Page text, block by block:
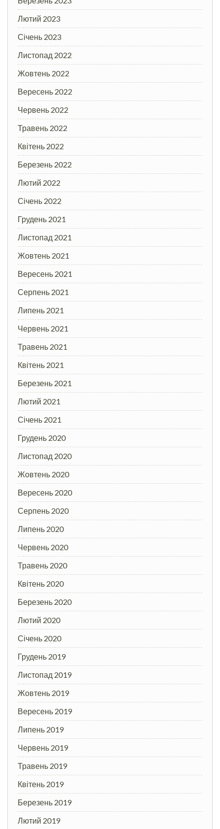
Лютий 2023
Січень 2023
Листопад 2022
Жовтень 2022
Вересень 2022
Червень 2022
Травень 2022
Квітень 2022
Березень 2022
Лютий 2022
Січень 2022
Грудень 2021
Листопад 2021
Жовтень 2021
Вересень 2021
Серпень 2021
Липень 2021
Червень 2021
Травень 2021
Квітень 2021
Березень 2021
Лютий 2021
Січень 2021
Грудень 2020
Листопад 2020
Жовтень 2020
Вересень 2020
Серпень 2020
Липень 2020
Червень 2020
Травень 2020
Квітень 2020
Березень 2020
Лютий 2020
Січень 2020
Грудень 2019
Листопад 2019
Жовтень 2019
Вересень 2019
Липень 2019
Червень 2019
Травень 2019
Квітень 2019
Березень 2019
Лютий 2019